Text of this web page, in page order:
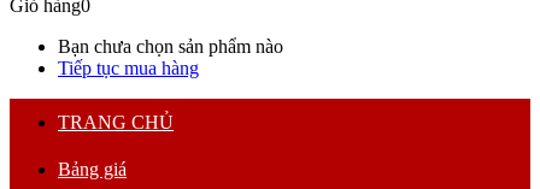
Giỏ hàng0
Bạn chưa chọn sản phẩm nào
Tiếp tục mua hàng
TRANG CHỦ
Bảng giá